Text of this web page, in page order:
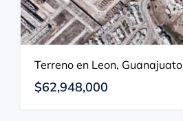
Terreno en Leon, Guanajuato
$62,948,000